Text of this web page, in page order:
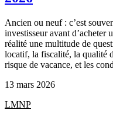
Ancien ou neuf : c’est
investisseur avant d’acheter
réalité une multitude de
locatif, la fiscalité, la qualité
risque de vacance, et les
13 mars 2026
LMNP